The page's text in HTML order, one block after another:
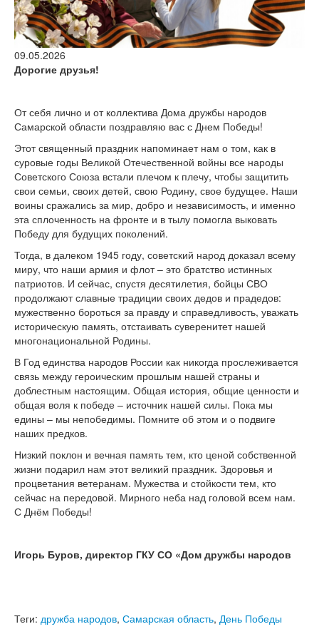
версии сайта
09.05.2026
Дорогие друзья!
От себя лично и от коллектива Дома дружбы народов
Самарской области поздравляю вас с Днем Победы!
Этот священный праздник напоминает нам о том, как в
суровые годы Великой Отечественной войны все народы
Советского Союза встали плечом к плечу, чтобы защитить
свои семьи, своих детей, свою Родину, свое будущее. Наши
воины сражались за мир, добро и независимость, и именно
эта сплоченность на фронте и в тылу помогла выковать
Победу для будущих поколений.
Тогда, в далеком 1945 году, советский народ доказал всему
миру, что наши армия и флот – это братство истинных
патриотов. И сейчас, спустя десятилетия, бойцы СВО
продолжают славные традиции своих дедов и прадедов:
мужественно бороться за правду и справедливость, уважать
историческую память, отстаивать суверенитет нашей
многонациональной Родины.
В Год единства народов России как никогда прослеживается
связь между героическим прошлым нашей страны и
доблестным настоящим. Общая история, общие ценности и
общая воля к победе – источник нашей силы. Пока мы
едины – мы непобедимы. Помните об этом и о подвиге
наших предков.
Низкий поклон и вечная память тем, кто ценой собственной
жизни подарил нам этот великий праздник. Здоровья и
процветания ветеранам. Мужества и стойкости тем, кто
сейчас на передовой. Мирного неба над головой всем нам.
С Днём Победы!
Игорь Буров, директор ГКУ СО «Дом дружбы народов
Теги: дружба народов, Самарская область, День Победы